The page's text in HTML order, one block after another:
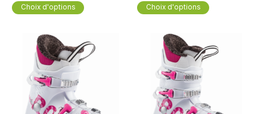
Choix d'options Choix d'options